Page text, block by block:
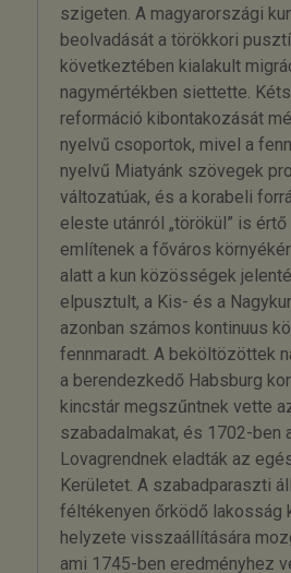
szigeten. A magyarországi
beolvadását a törökkori
következtében kialakult
nagymértékben siettette.
reformáció kibontakozását
nyelvű csoportok, mivel a
nyelvű Miatyánk szövegek
változatúak, és a korabeli
eleste utánról „törökül” is
említenek a főváros
alatt a kun közösségek
elpusztult, a Kis- és a
azonban számos kontinuus
fennmaradt. A beköltözöttek
a berendezkedő Habsburg
kincstár megszűntnek vette
szabadalmakat, és 1702-ben
Lovagrendnek eladták az
Kerületet. A szabadparaszti
féltékenyen őrködő lakosság
helyzete visszaállítására
ami 1745-ben eredményhez